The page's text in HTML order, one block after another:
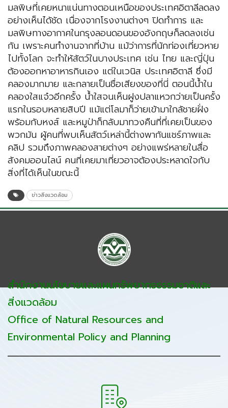
มลพิษที่เคยหนาแน่นทางตอนเหนือของประเทศอิตาลีลดลง
อย่างเห็นได้ชัด เนื่องจากโรงงานต่างๆ ปิดทำการ และ
มลพิษทางอากาศในกรุงลอนดอนของอังกฤษก็ลดลงเช่น
กัน เพราะคนทำงานจากที่บ้าน แม้ว่าการที่นักท่องเที่ยวหาย
ไปทั้งโลก จะทำให้สัตว์ในบางประเทศ เช่น ไทย และญี่ปุ่น
ต้องออกหาอาหารกินเอง แต่ในเวนิส ประเทศอิตาลี ซึ่งมี
คลองมากมาย และกลายเป็นชื่อเสียงของที่นี่ ตอนนี้น้ำใน
คลองใสแจ๋วอีกครั้ง น้ำใสจนเห็นฝูงปลาแหวกว่ายเป็นครั้ง
แรกในรอบหลายสิบปี แม้แต่โลมาก็ว่ายเข้ามาใกล้ชายฝั่ง
พร้อมกับหงส์ และหมูป่าก็กลับมาทวงคืนที่ที่เคยเป็นของ
พวกมัน ผู้คนที่พบเห็นสัตว์เหล่านี้ต่างพากันแชร์ภาพและ
คลิป รวมถึงภาพคลองสายต่างๆ อย่างแพร่หลายในสื่อ
สังคมออนไลน์ คนที่เคยมาเที่ยวอาจต้องประหลาดใจกับ
สิ่งที่ได้เห็นในขณะนี้
ข่าวสิ่งแวดล้อม
สำนักงานนโยบายและแผนทรัพยากรธรรมชาติและ
สิ่งแวดล้อม
Office of Natural Resources and
Environmental Policy and Planning